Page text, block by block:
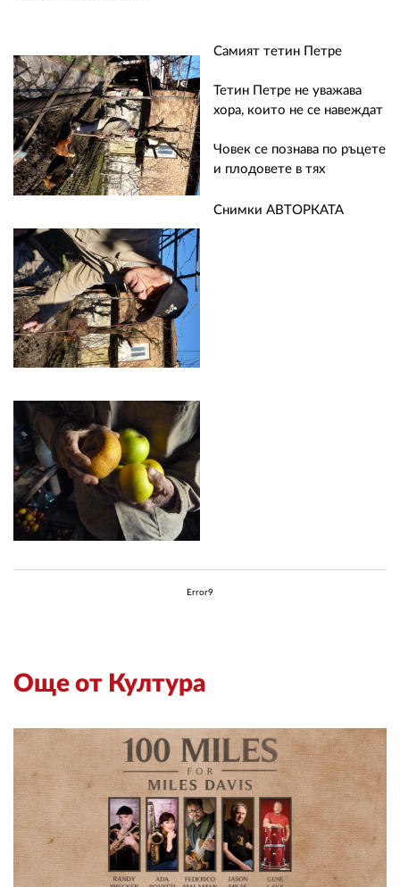
Самият тетин Петре
Тетин Петре не уважава
хора, които не се навеждат
Човек се познава по ръцете
и плодовете в тях
Снимки АВТОРКАТА
Error9
Още от Култура